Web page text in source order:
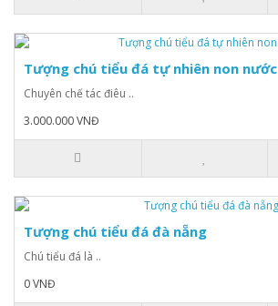
Tượng chú tiểu đá tự nhiên non nước
Chuyên chế tác điêu ..
3.000.000 VNĐ
Tượng chú tiểu đá đà nẵng
Chú tiểu đá là ..
0 VNĐ